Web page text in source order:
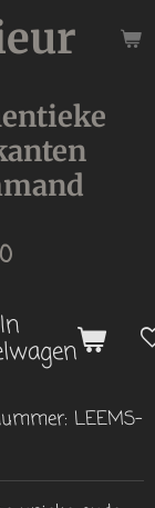
In
LEEMS-